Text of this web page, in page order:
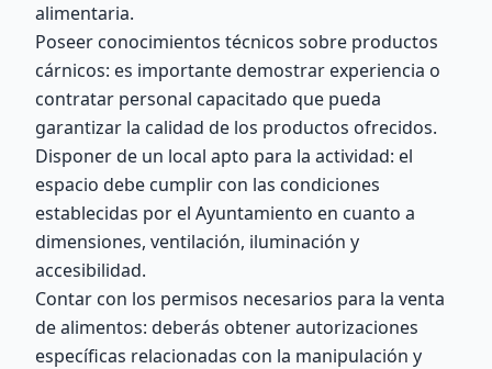
alimentaria.
Poseer conocimientos técnicos sobre productos
cárnicos: es importante demostrar experiencia o
contratar personal capacitado que pueda
garantizar la calidad de los productos ofrecidos.
Disponer de un local apto para la actividad: el
espacio debe cumplir con las condiciones
establecidas por el Ayuntamiento en cuanto a
dimensiones, ventilación, iluminación y
accesibilidad.
Contar con los permisos necesarios para la venta
de alimentos: deberás obtener autorizaciones
específicas relacionadas con la manipulación y